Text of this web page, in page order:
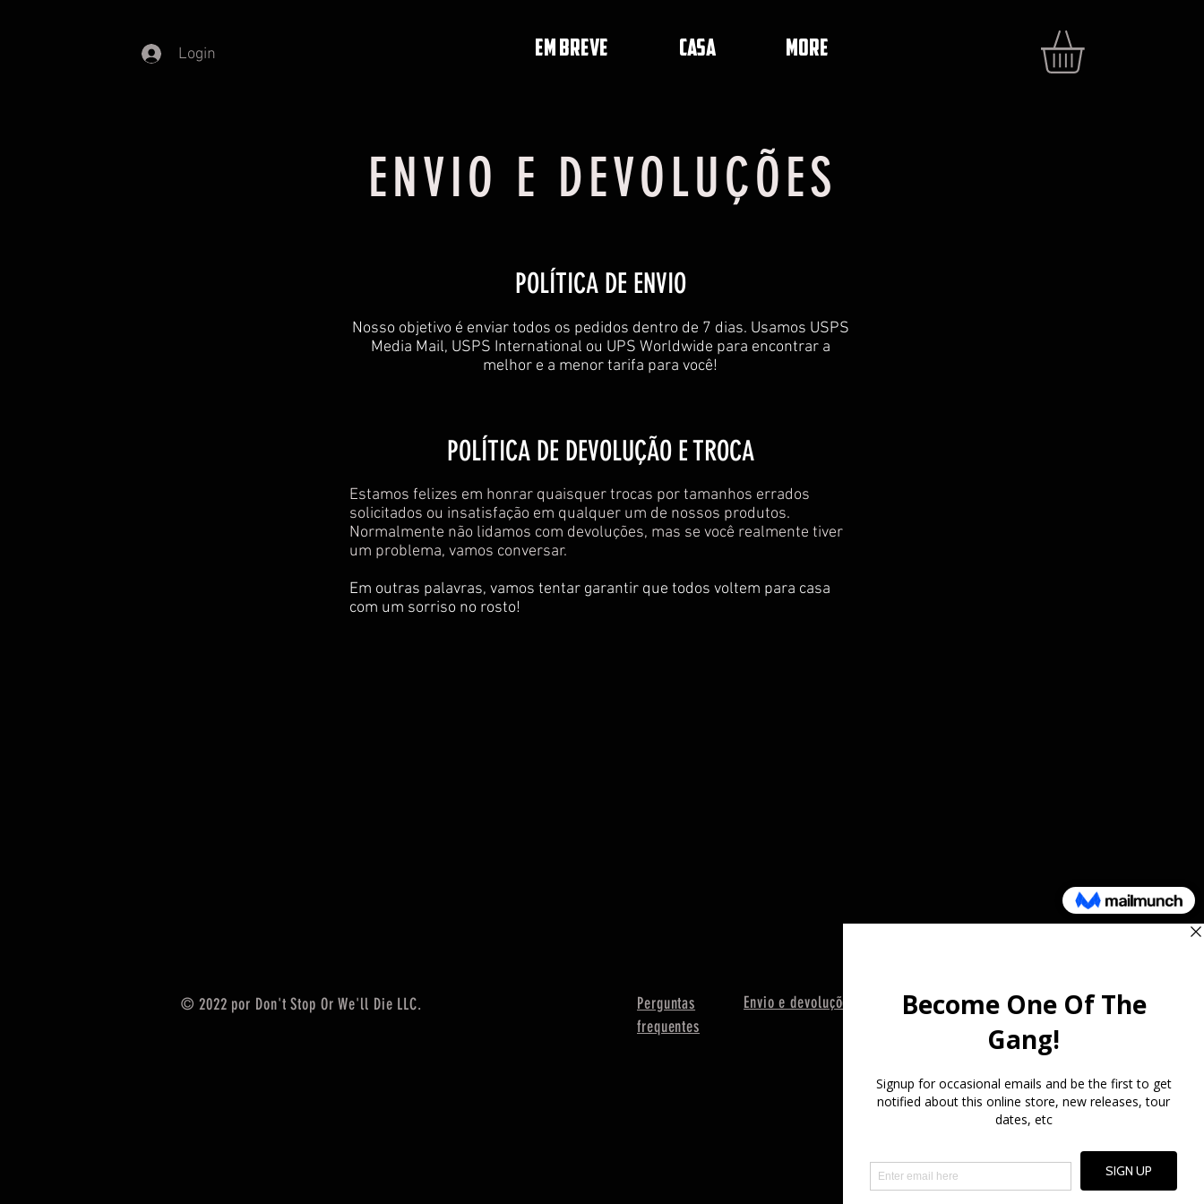
Login EM BREVE CASA More
ENVIO E DEVOLUÇÕES
POLÍTICA DE ENVIO
​Nosso objetivo é enviar todos os pedidos dentro de 7 dias. Usamos USPS
Media Mail, USPS International ou UPS Worldwide para encontrar a
melhor e a menor tarifa para você!
​​POLÍTICA DE DEVOLUÇÃO E TROCA​
Estamos felizes em honrar quaisquer trocas por tamanhos errados
solicitados ou insatisfação em qualquer um de nossos produtos.
Normalmente não lidamos com devoluções, mas se você realmente tiver
um problema, vamos conversar.
Em outras palavras, vamos tentar garantir que todos voltem para casa
com um sorriso no rosto!
© 2022 por Don't Stop Or We'll Die LLC.
Perguntas
frequentes
Envio e devoluções termos e Condições